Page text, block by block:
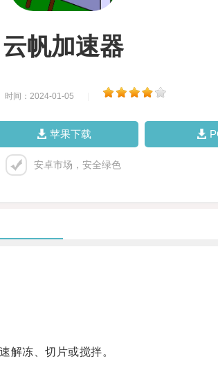
云帆加速器
时间：2024-01-05
苹果下载
安卓市场，安全绿色
冻、切片或搅拌。